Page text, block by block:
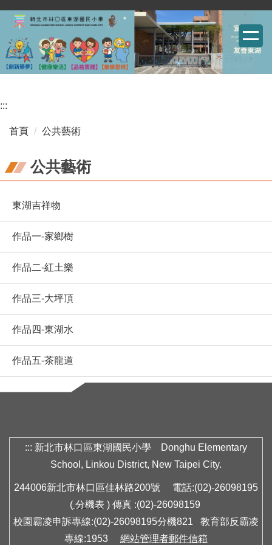
跳
主
要
區
:::
首頁 公共藝術
公共藝術
東湖吉祥物
作品一-家鄉樹
作品二-紅土樂
作品三-大坪頂
作品四-東湖水
作品五-茶龍道
::: 新北市林口區東湖國民小學 Donghu Elementary
School, Linkou District, New Taipei City.
244006新北市林口區佳林路200號 電話:(02)-26098195
( 分機表 ) 傳真 :(02)-26098159
校園霸凌申訴專線:(02)-26098195分機821 教育部反霸凌
專線:1953 網站管理者郵件信箱